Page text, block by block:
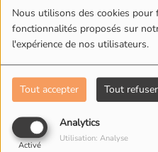
Nous utilisons des cookies pour
fonctionnalités proposés sur
l'expérience de nos utilisateurs.
Tout accepter Tout refuser
Analytics
Activé
Utilisation: Analyse